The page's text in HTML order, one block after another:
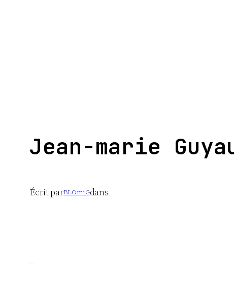
Jean-marie
Écrit parBLOmiGdans